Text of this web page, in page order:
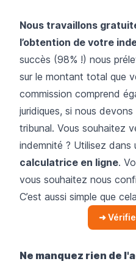
Nous travaillons
l’obtention de votre
succès (98% !) nous
sur le montant total que
commission comprend
juridiques, si nous
tribunal. Vous souhaitez
indemnité ? Utilisez dans
calculatrice en ligne.
vous souhaitez nous
C’est aussi simple que
➜
Ne manquez rien de